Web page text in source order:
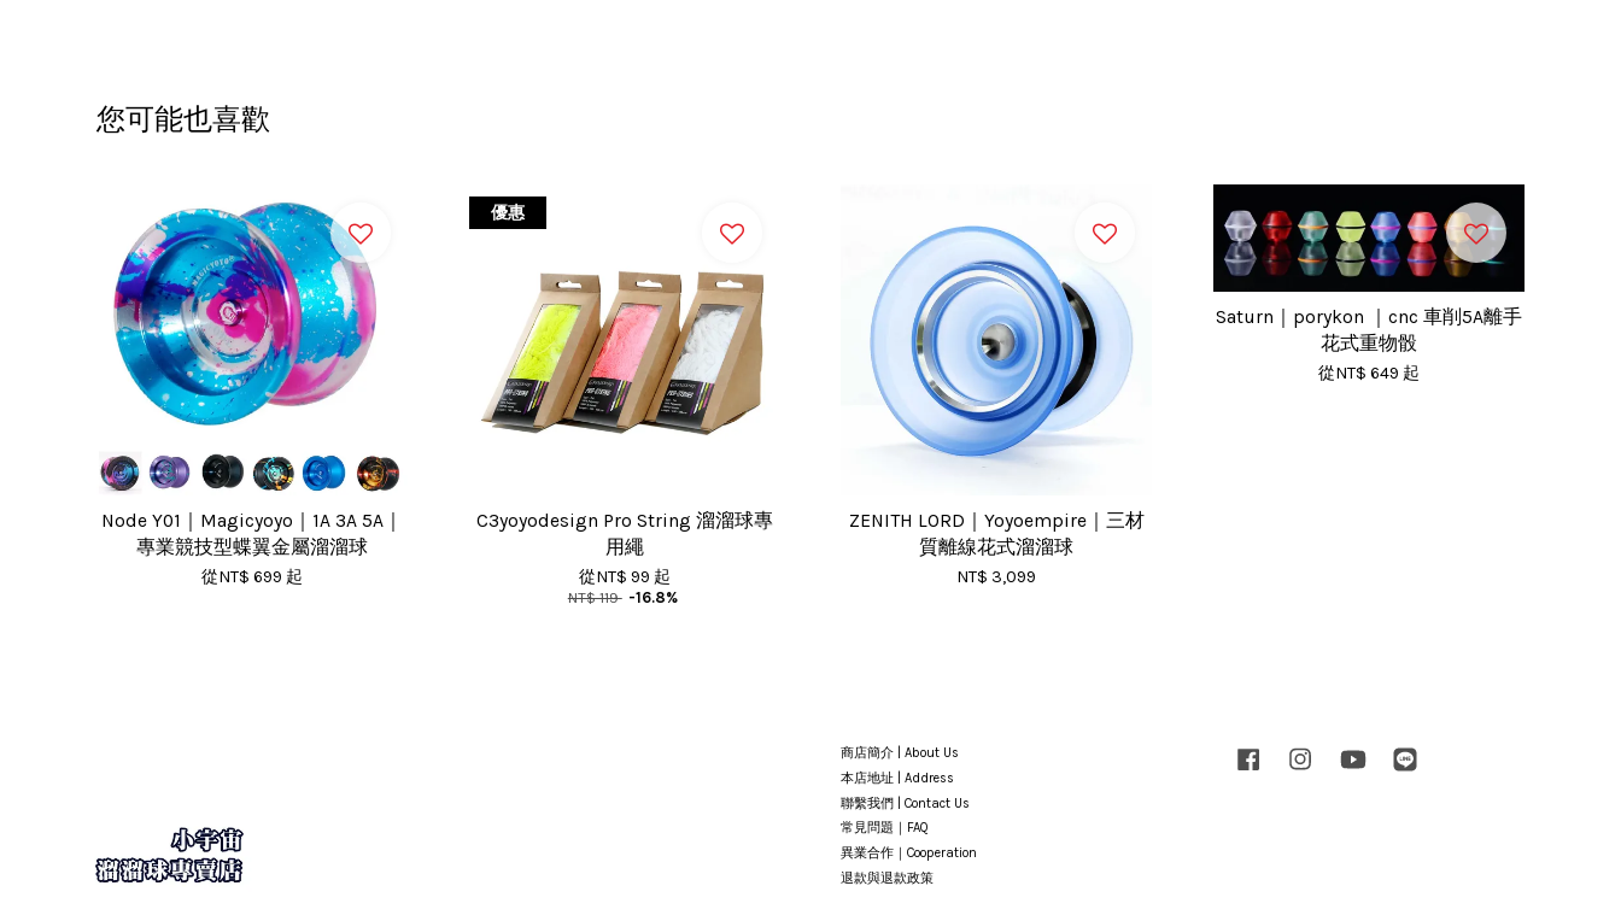
您可能也喜歡
Node Y01｜Magicyoyo｜1A 3A 5A｜
專業競技型蝶翼金屬溜溜球
從NT$ 699 起
優惠
C3yoyodesign Pro String 溜溜球專
用繩
從NT$ 99 起
NT$ 119 -16.8%
ZENITH LORD｜Yoyoempire｜三材
質離線花式溜溜球
NT$ 3,099
Saturn｜porykon ｜cnc 車削5A離手
花式重物骰
從NT$ 649 起
商店簡介 | About Us
本店地址 | Address
聯繫我們 | Contact Us
常見問題｜FAQ
異業合作｜Cooperation
退款與退款政策
Facebook InstagramYouTube